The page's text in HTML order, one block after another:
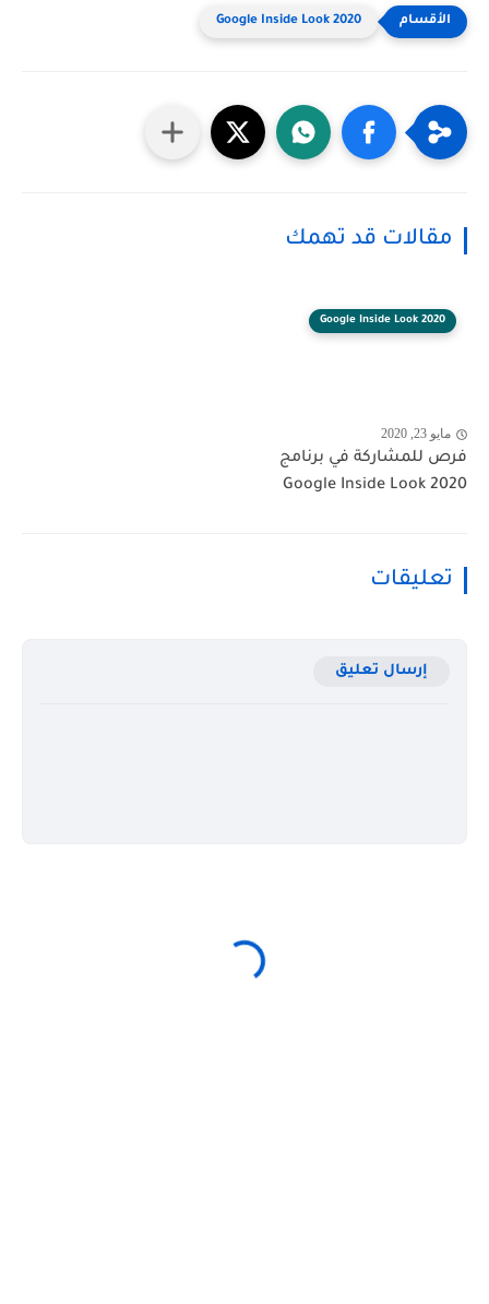
Google Inside Look 2020
مقالات قد تهمك
Google Inside Look 2020
مايو 23, 2020
فرص للمشاركة في برنامج
Google Inside Look 2020
تعليقات
إرسال تعليق